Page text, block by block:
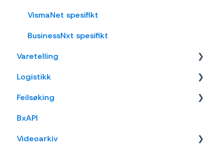
Etiketter
Utlevering
Varer
Innkjøp
VismaNet spesifikt
BusinessNxt spesifikt
Varetelling
Tellemetoder
Visma Net
Business NXT
Tripletex
Logistikk
Lokasjon
Feilsøking
Frakt
Visma Net
BxAPI
Videoarkiv